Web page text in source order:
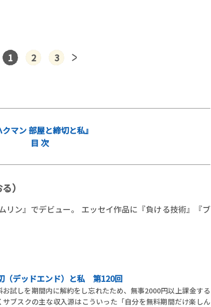
1 2 3
クマン 部屋と締切と私』
目 次
）
リン』でデビュー。 エッセイ作品に『負ける技術』『ブ
デッドエンド）と私 第120回
試しを期間内に解約をし忘れたため、無事2000円以上課金する
サブスクの主な収入源はこういった「自分を無料期間だけ楽しん